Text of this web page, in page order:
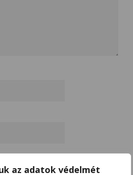
az adatok védelmét